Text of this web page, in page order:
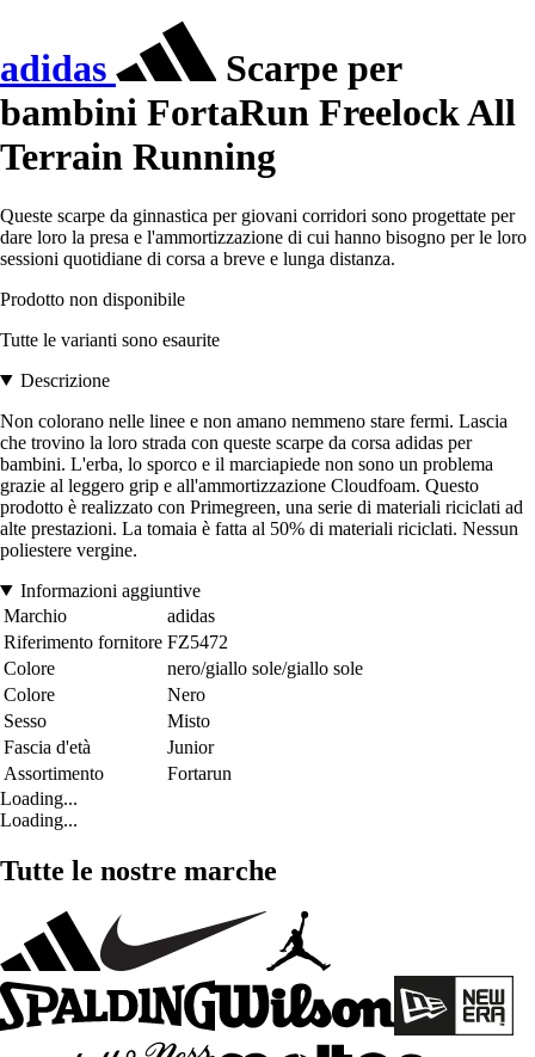
adidas
Scarpe per
bambini FortaRun Freelock All
Terrain Running
Queste scarpe da ginnastica per giovani corridori sono progettate per
dare loro la presa e l'ammortizzazione di cui hanno bisogno per le loro
sessioni quotidiane di corsa a breve e lunga distanza.
Prodotto non disponibile
Tutte le varianti sono esaurite
Descrizione
Non colorano nelle linee e non amano nemmeno stare fermi. Lascia
che trovino la loro strada con queste scarpe da corsa adidas per
bambini. L'erba, lo sporco e il marciapiede non sono un problema
grazie al leggero grip e all'ammortizzazione Cloudfoam. Questo
prodotto è realizzato con Primegreen, una serie di materiali riciclati ad
alte prestazioni. La tomaia è fatta al 50% di materiali riciclati. Nessun
poliestere vergine.
Informazioni aggiuntive
Marchio
adidas
Riferimento fornitore FZ5472
Colore
nero/giallo sole/giallo sole
Colore
Nero
Sesso
Misto
Fascia d'età
Junior
Assortimento
Fortarun
Loading...
Loading...
Tutte le nostre marche